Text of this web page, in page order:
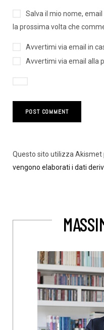
Salva il mio nome,
la prossima volta che
Avvertimi via email in
Avvertimi via email alla
Questo sito utilizza Akismet
vengono elaborati i dati